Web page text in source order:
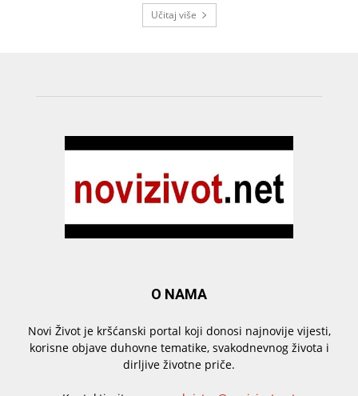
Učitaj više
O NAMA
Novi Život je kršćanski portal koji donosi najnovije vijesti,
korisne objave duhovne tematike, svakodnevnog života i
dirljive životne priče.